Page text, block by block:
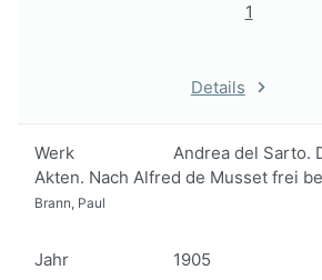
1
Details
Werk
Andrea del Sarto.
Akten. Nach Alfred de Musset frei
Brann, Paul
Jahr 1905